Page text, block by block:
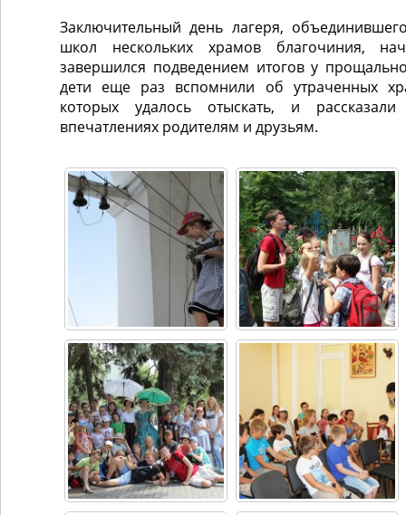
Заключительный день лагеря,
школ нескольких храмов благочиния,
завершился подведением итогов у
дети еще раз вспомнили об утраченных
которых удалось отыскать, и
впечатлениях родителям и друзьям.